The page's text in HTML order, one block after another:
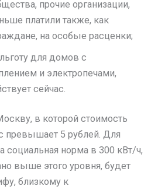
прочие организации,
платили также, как
на особые расценки;
для домов с
и электропечами,
сейчас.
в которой стоимость
превышает 5 рублей. Для
социальная норма в 300 кВт/ч,
выше этого уровня, будет
близкому к